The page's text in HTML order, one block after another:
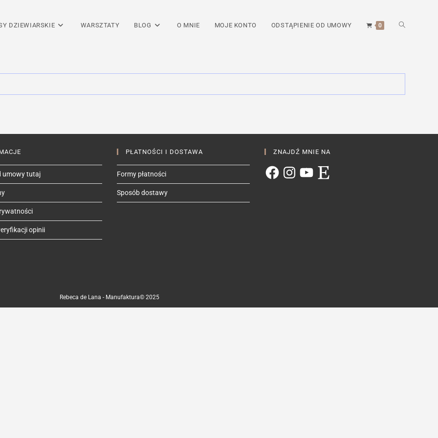
DZIEWIARSKIE WARSZTATY BLOG O MNIE MOJE KONTO ODSTĄPIENIE OD UMOWY 0 TOGGLE
SEARCH
umowy tutaj
opinii
PŁATNOŚCI I DOSTAWA
Formy płatności
Sposób dostawy
ZNAJDŹ MNIE NA
FacebookInstagramYouTube
Etsy
Rebeca de Lana - Manufaktura© 2025